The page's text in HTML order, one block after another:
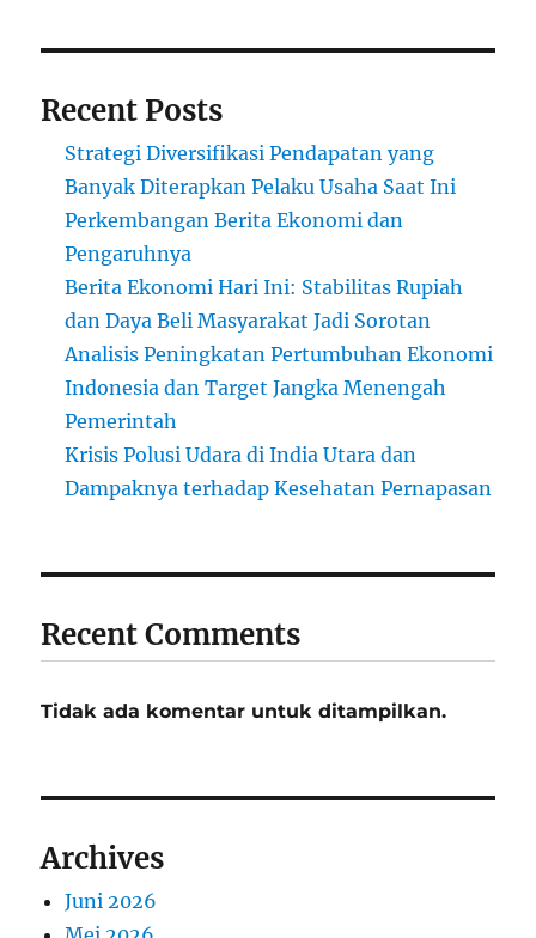
Recent Posts
Strategi Diversifikasi Pendapatan yang
Banyak Diterapkan Pelaku Usaha Saat Ini
Perkembangan Berita Ekonomi dan
Pengaruhnya
Berita Ekonomi Hari Ini: Stabilitas Rupiah
dan Daya Beli Masyarakat Jadi Sorotan
Analisis Peningkatan Pertumbuhan Ekonomi
Indonesia dan Target Jangka Menengah
Pemerintah
Krisis Polusi Udara di India Utara dan
Dampaknya terhadap Kesehatan Pernapasan
Recent Comments
Tidak ada komentar untuk ditampilkan.
Archives
Juni 2026